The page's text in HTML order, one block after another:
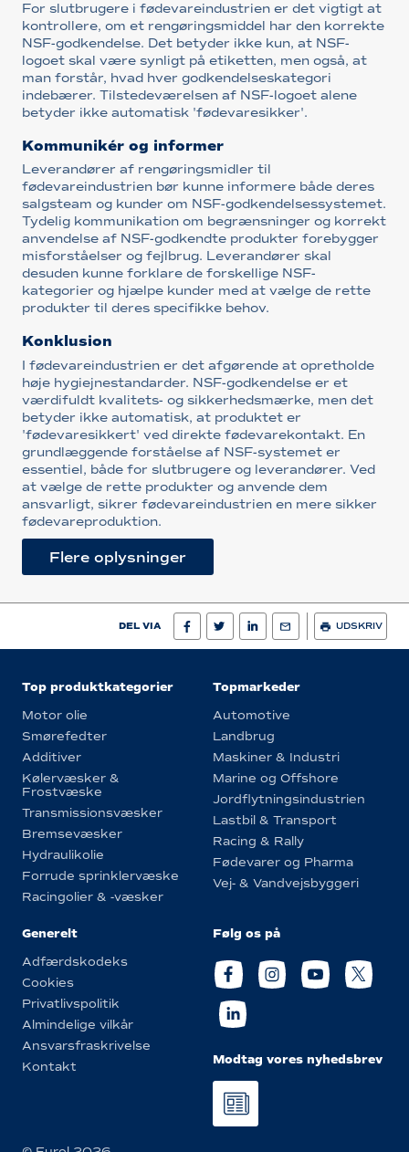
For slutbrugere i fødevareindustrien er det vigtigt at
kontrollere, om et rengøringsmiddel har den korrekte
NSF-godkendelse. Det betyder ikke kun, at NSF-
logoet skal være synligt på etiketten, men også, at
man forstår, hvad hver godkendelseskategori
indebærer. Tilstedeværelsen af NSF-logoet alene
betyder ikke automatisk 'fødevaresikker'.
Kommunikér og informer
Leverandører af rengøringsmidler til
fødevareindustrien bør kunne informere både deres
salgsteam og kunder om NSF-godkendelsessystemet.
Tydelig kommunikation om begrænsninger og korrekt
anvendelse af NSF-godkendte produkter forebygger
misforståelser og fejlbrug. Leverandører skal
desuden kunne forklare de forskellige NSF-
kategorier og hjælpe kunder med at vælge de rette
produkter til deres specifikke behov.
Konklusion
I fødevareindustrien er det afgørende at opretholde
høje hygiejnestandarder. NSF-godkendelse er et
værdifuldt kvalitets- og sikkerhedsmærke, men det
betyder ikke automatisk, at produktet er
'fødevaresikkert' ved direkte fødevarekontakt. En
grundlæggende forståelse af NSF-systemet er
essentiel, både for slutbrugere og leverandører. Ved
at vælge de rette produkter og anvende dem
ansvarligt, sikrer fødevareindustrien en mere sikker
fødevareproduktion.
Flere oplysninger
DEL VIA UDSKRIV
Top produktkategorier
Motor olie
Smørefedter
Additiver
Kølervæsker &
Frostvæske
Transmissionsvæsker
Bremsevæsker
Hydraulikolie
Forrude sprinklervæske
Racingolier & -væsker
Topmarkeder
Automotive
Landbrug
Maskiner & Industri
Marine og Offshore
Jordflytningsindustrien
Lastbil & Transport
Racing & Rally
Fødevarer og Pharma
Vej- & Vandvejsbyggeri
Generelt
Adfærdskodeks
Cookies
Privatlivspolitik
Almindelige vilkår
Ansvarsfraskrivelse
Kontakt
Følg os på
Modtag vores nyhedsbrev